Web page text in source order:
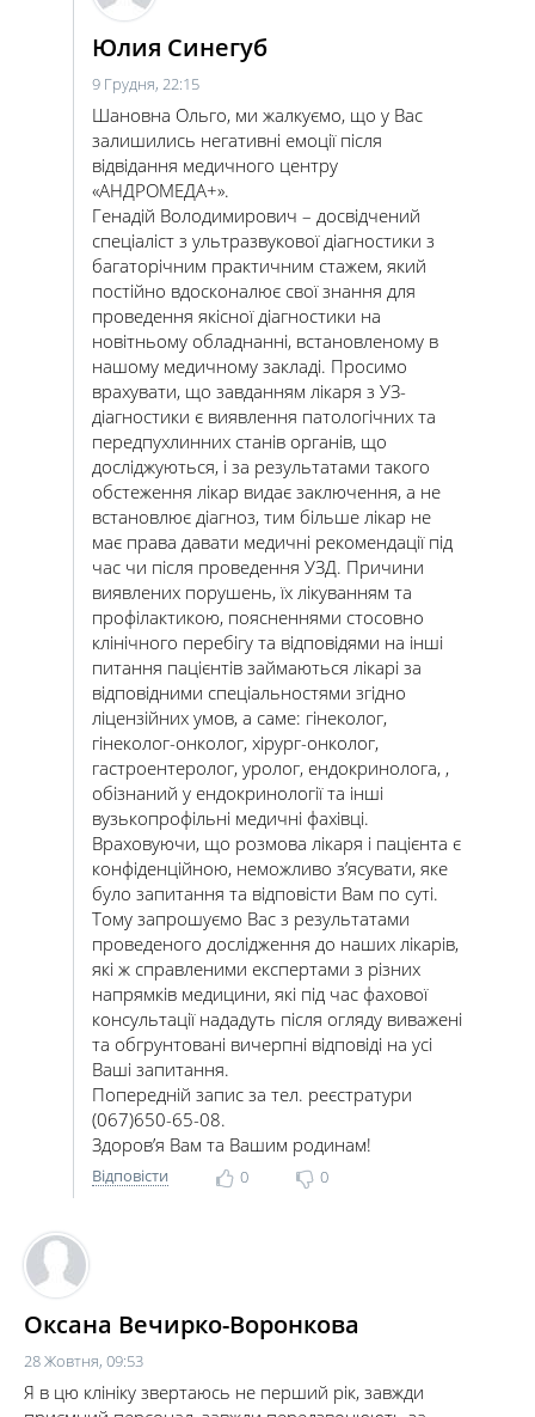
Юлия Синегуб
9 Грудня, 22:15
Шановна Ольго, ми жалкуємо, що у Вас
залишились негативні емоції після
відвідання медичного центру
«АНДРОМЕДА+».
Генадій Володимирович – досвідчений
спеціаліст з ультразвукової діагностики з
багаторічним практичним стажем, який
постійно вдосконалює свої знання для
проведення якісної діагностики на
новітньому обладнанні, встановленому в
нашому медичному закладі. Просимо
врахувати, що завданням лікаря з УЗ-
діагностики є виявлення патологічних та
передпухлинних станів органів, що
досліджуються, і за результатами такого
обстеження лікар видає заключення, а не
встановлює діагноз, тим більше лікар не
має права давати медичні рекомендації під
час чи після проведення УЗД. Причини
виявлених порушень, їх лікуванням та
профілактикою, поясненнями стосовно
клінічного перебігу та відповідями на інші
питання пацієнтів займаються лікарі за
відповідними спеціальностями згідно
ліцензійних умов, а саме: гінеколог,
гінеколог-онколог, хірург-онколог,
гастроентеролог, уролог, ендокринолога, ,
обізнаний у ендокринології та інші
вузькопрофільні медичні фахівці.
Враховуючи, що розмова лікаря і пацієнта є
конфіденційною, неможливо з’ясувати, яке
було запитання та відповісти Вам по суті.
Тому запрошуємо Вас з результатами
проведеного дослідження до наших лікарів,
які ж справленими експертами з різних
напрямків медицини, які під час фахової
консультації нададуть після огляду виважені
та обгрунтовані вичерпні відповіді на усі
Ваші запитання.
Попередній запис за тел. реєстратури
(067)650-65-08.
Здоров’я Вам та Вашим родинам!
Відповісти 0 0
Оксана Вечирко-Воронкова
28 Жовтня, 09:53
Я в цю клініку звертаюсь не перший рік, завжди